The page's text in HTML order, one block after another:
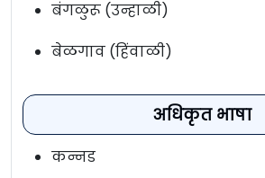
बंगळुरू (उन्हाळी)
बेळगाव (हिंवाळी)
अधिकृत भाषा
कन्नड